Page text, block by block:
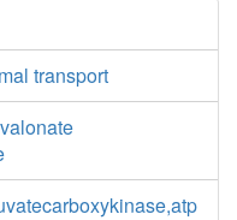
transport